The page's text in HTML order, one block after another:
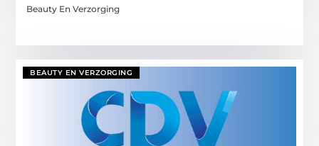
Beauty En Verzorging
BEAUTY EN VERZORGING